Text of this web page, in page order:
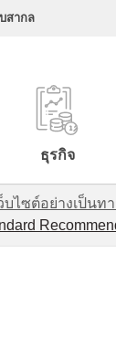
สากล
ธุรกิจ
ซต์อย่างเป็นทา